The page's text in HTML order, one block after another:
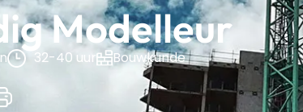
Modelleur
32-40 uur Bouwkunde